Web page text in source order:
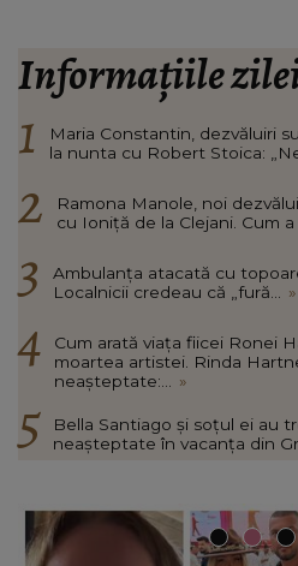
Informațiile
Maria Constantin, dezvăluiri
la nunta cu Robert Stoica:
Ramona Manole, noi
cu Ioniță de la Clejani. Cum
Ambulanța atacată cu
Localnicii credeau că „fură... »
Cum arată viața fiicei Ronei
moartea artistei. Rinda
neașteptate:... »
Bella Santiago și soțul ei au
neașteptate în vacanța din